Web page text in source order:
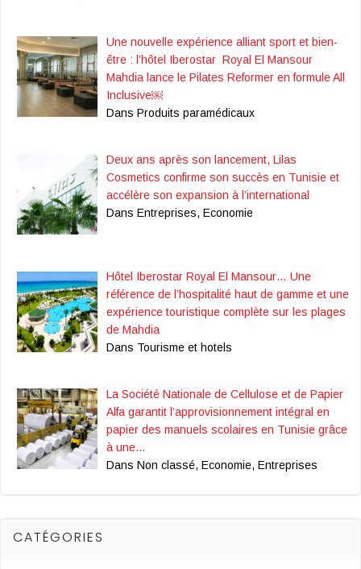
Une nouvelle expérience alliant sport et bien-
être : l’hôtel Iberostar Royal El Mansour
Mahdia lance le Pilates Reformer en formule All
Inclusive￼
Dans Produits paramédicaux
Deux ans après son lancement, Lilas
Cosmetics confirme son succès en Tunisie et
accélère son expansion à l’international
Dans Entreprises, Economie
Hôtel Iberostar Royal El Mansour… Une
référence de l’hospitalité haut de gamme et une
expérience touristique complète sur les plages
de Mahdia
Dans Tourisme et hotels
La Société Nationale de Cellulose et de Papier
Alfa garantit l’approvisionnement intégral en
papier des manuels scolaires en Tunisie grâce
à une…
Dans Non classé, Economie, Entreprises
CATÉGORIES